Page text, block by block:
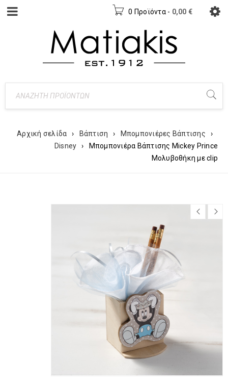
0 Προϊόντα - 0,00 €
Αρχική σελίδα › Βάπτιση › Μπομπονιέρες Βάπτισης
›
Disney
›
Μπομπονιέρα Βάπτισης Mickey Prince
Μολυβοθήκη με clip